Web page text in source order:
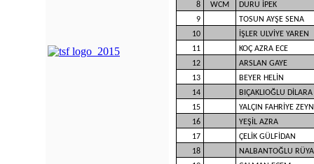
8 WCM
DURU İPEK
9
TOSUN AYŞE SENA
10
İŞLER ULVİYE YAREN
11
KOÇ AZRA ECE
12
ARSLAN GAYE
13
BEYER HELİN
14
BIÇAKLIOĞLU DİLARA
15
YALÇIN FAHRİYE
16
YEŞİL AZRA
17
ÇELİK GÜLFİDAN
18
NALBANTOĞLU RÜYA